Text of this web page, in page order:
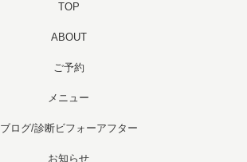
TOP
ABOUT
ご予約
メニュー
ブログ/診断ビフォーアフター
お知らせ